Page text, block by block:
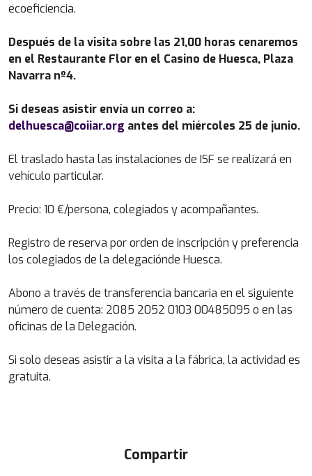
ecoeficiencia.
Después de la visita sobre las 21,00 horas cenaremos
en el Restaurante Flor en el Casino de Huesca, Plaza
Navarra nº4.
Si deseas asistir envía un correo a:
delhuesca@coiiar.org antes del miércoles 25 de junio.
El traslado hasta las instalaciones de ISF se realizará en
vehículo particular.
Precio: 10 €/persona, colegiados y acompañantes.
Registro de reserva por orden de inscripción y preferencia
los colegiados de la delegaciónde Huesca.
Abono a través de transferencia bancaria en el siguiente
número de cuenta: 2085 2052 0103 00485095 o en las
oficinas de la Delegación.
Si solo deseas asistir a la visita a la fábrica, la actividad es
gratuita.
Compartir